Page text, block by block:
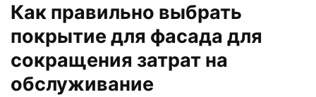
Как правильно выбрать
покрытие для фасада для
сокращения затрат на
обслуживание